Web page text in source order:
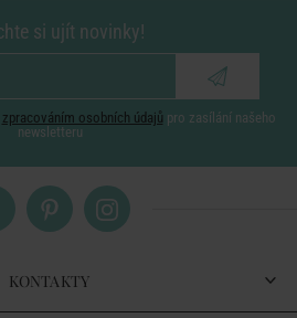
si ujít novinky!
zpracováním osobních údajů pro zasílání našeho
newsletteru
KONTAKTY